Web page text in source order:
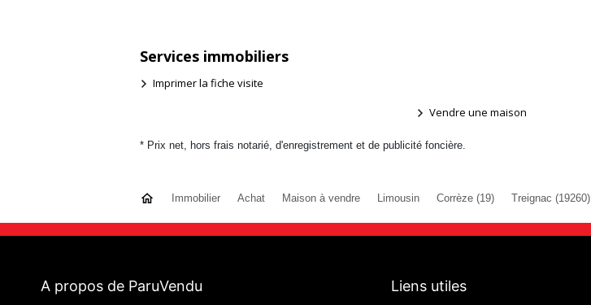
Services immobiliers
Imprimer la fiche visite
Vendre une maison
* Prix net, hors frais notarié, d'enregistrement et de publicité foncière.
Immobilier Achat Maison à vendre Limousin Corrèze (19) Treignac (19260)
A propos de ParuVendu Liens utiles